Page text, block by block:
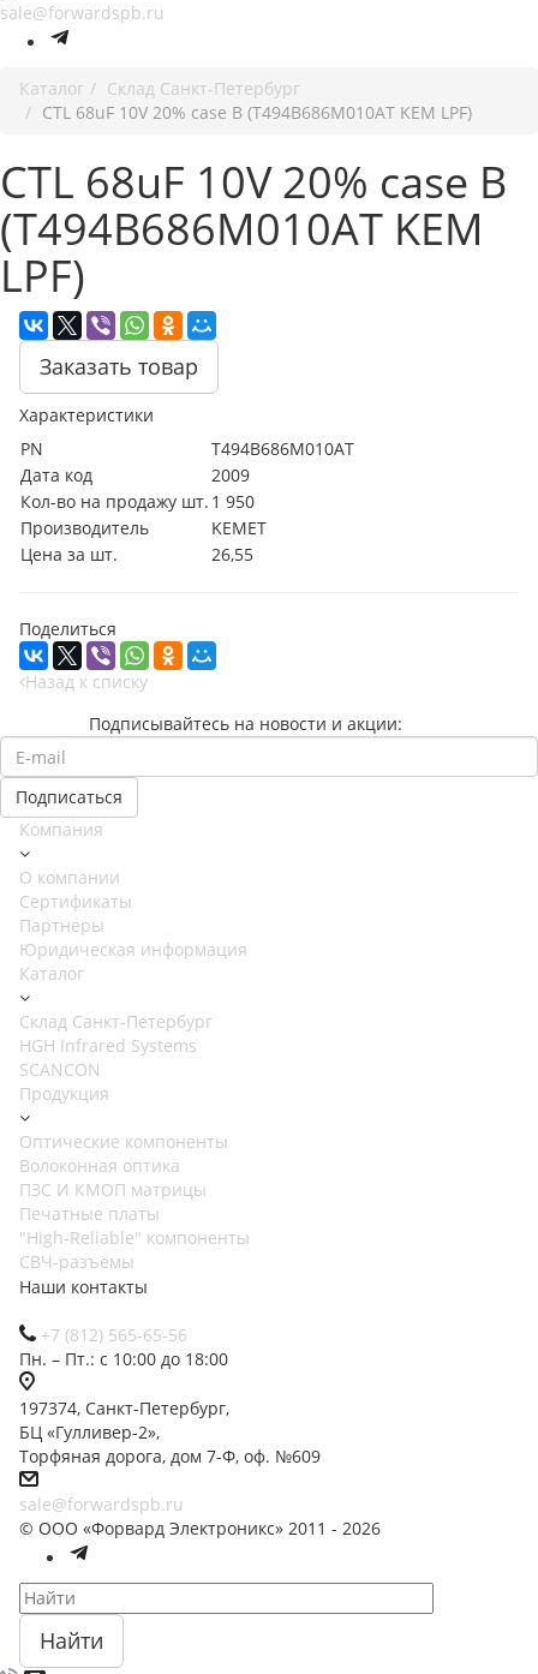
sale@forwardspb.ru
Каталог
Cклад Санкт-Петербург
CTL 68uF 10V 20% case B (T494B686M010AT KEM LPF)
CTL 68uF 10V 20% case B
(T494B686M010AT KEM
LPF)
Заказать товар
Характеристики
PN
T494B686M010AT
Дата код
2009
Кол-во на продажу шт. 1 950
Производитель
KEMET
Цена за шт.
26,55
Поделиться
Назад к списку
Подписывайтесь на новости и акции:
Компания
О компании
Сертификаты
Партнеры
Юридическая информация
Каталог
Cклад Санкт-Петербург
HGH Infrared Systems
SCANCON
Продукция
Оптические компоненты
Волоконная оптика
ПЗС И КМОП матрицы
Печатные платы
"High-Reliable" компоненты
СВЧ-разъёмы
Наши контакты
+7 (812) 565-65-56
Пн. – Пт.: с 10:00 до 18:00
197374, Санкт-Петербург,
БЦ «Гулливер-2»,
Торфяная дорога, дом 7-Ф, оф. №609
sale@forwardspb.ru
© ООО «Форвард Электроникс» 2011 - 2026
Найти